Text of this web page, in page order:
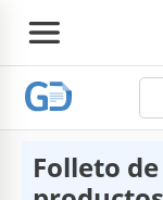
Folleto